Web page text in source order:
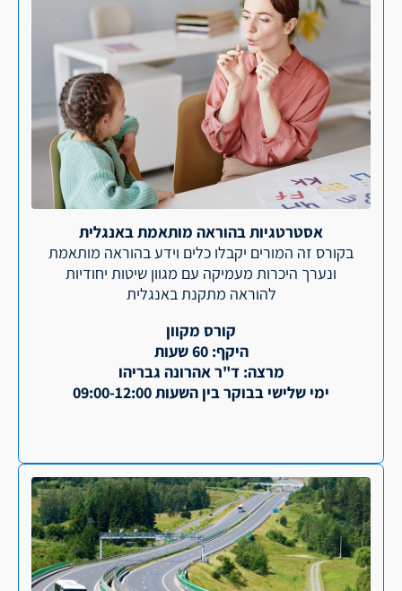
אסטרטגיות בהוראה מותאמת באנגלית
בקורס זה המורים יקבלו כלים וידע בהוראה מותאמת
ונערך היכרות מעמיקה עם מגוון שיטות יחודיות
להוראה מתקנת באנגלית
קורס מקוון
היקף: 60 שעות
מרצה: ד"ר אהרונה גבריהו
ימי שלישי בבוקר בין השעות 09:00-12:00